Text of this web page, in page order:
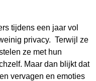
tijdens een jaar vol
privacy. Terwijl ze
ze met hun
Maar dan blijkt dat
vervagen en emoties